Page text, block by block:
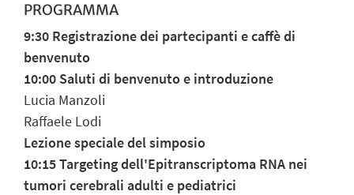
PROGRAMMA
9:30 Registrazione dei partecipanti e caffè di
benvenuto
10:00 Saluti di benvenuto e introduzione
Lucia Manzoli
Raffaele Lodi
Lezione speciale del simposio
10:15 Targeting dell'Epitranscriptoma RNA nei
tumori cerebrali adulti e pediatrici